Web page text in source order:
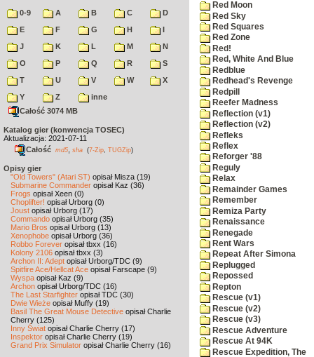
0-9 A B C
D
E
F G H
I
J
K L M
N
O
P Q R
S
T
U V W
X
Y
Z
inne
Całość 3074 MB
Katalog gier (konwencja TOSEC)
Aktualizacja: 2021-07-11
Całość md5 sha (7-Zip TUGZip)
Opisy gier
"Old Towers" (Atari ST) opisał Misza (19)
Submarine Commander opisał Kaz (36)
Frogs opisał Xeen (0)
Choplifter! opisał Urborg (0)
Joust opisał Urborg (17)
Commando opisał Urborg (35)
Mario Bros opisał Urborg (13)
Xenophobe opisał Urborg (36)
Robbo Forever opisał tbxx (16)
Kolony 2106 opisał tbxx (3)
Archon II: Adept opisał Urborg/TDC (9)
Spitfire Ace/Hellcat Ace opisał Farscape (9)
Wyspa opisał Kaz (9)
Archon opisał Urborg/TDC (16)
The Last Starfighter opisał TDC (30)
Dwie Wieże opisał Muffy (19)
Basil The Great Mouse Detective opisał Charlie
Cherry (125)
Inny Świat opisał Charlie Cherry (17)
Inspektor opisał Charlie Cherry (19)
Grand Prix Simulator opisał Charlie Cherry (16)
Red Moon
Red Sky
Red Squares
Red Zone
Red!
Red, White And Blue
Redblue
Redhead's Revenge
Redpill
Reefer Madness
Reflection (v1)
Reflection (v2)
Refleks
Reflex
Reforger '88
Reguly
Relax
Remainder Games
Remember
Remiza Party
Renaissance
Renegade
Rent Wars
Repeat After Simona
Replugged
Repossed
Repton
Rescue (v1)
Rescue (v2)
Rescue (v3)
Rescue Adventure
Rescue At 94K
Rescue Expedition, The